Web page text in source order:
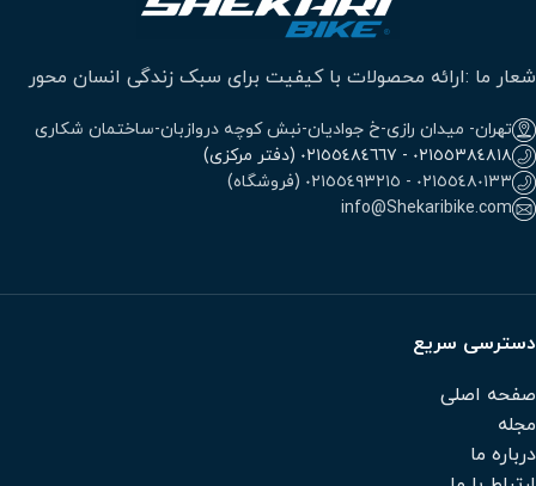
شعار ما :ارائه محصولات با کیفیت برای سبک زندگی انسان محور
تهران- میدان رازی-خ جوادیان-نبش کوچه دروازبان-ساختمان شکاری
٠٢١٥٥٣٨٤٨١٨ - ٠٢١٥٥٤٨٤٦٦٧ (دفتر مرکزی)
٠٢١٥٥٤٨٠١٣٣ - ٠٢١٥٥٤٩٣٢١٥ (فروشگاه)
info@Shekaribike.com
دسترسی سریع
صفحه اصلی
مجله
درباره ما